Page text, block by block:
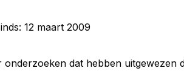
12 maart 2009
dat hebben uitgewezen